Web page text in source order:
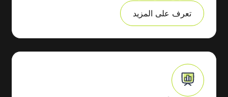
تعرف على المزيد